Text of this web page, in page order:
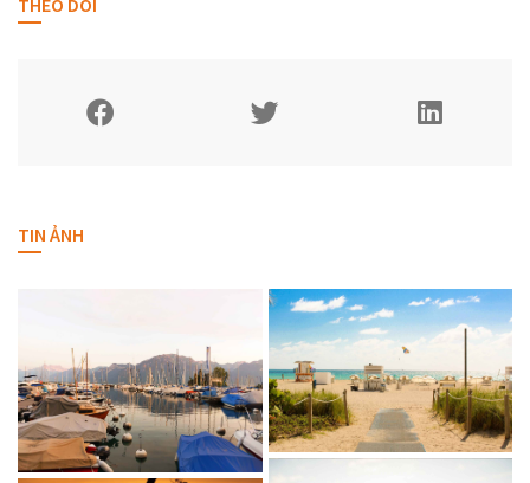
THEO DÕI
TIN ẢNH